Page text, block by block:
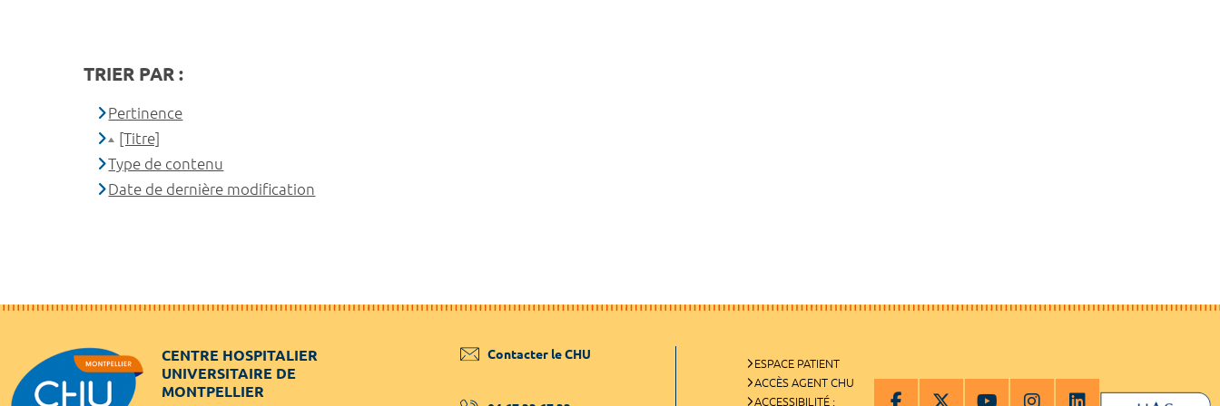
TRIER PAR :
Pertinence
[Titre]
Type de contenu
Date de dernière modification
CENTRE HOSPITALIER
UNIVERSITAIRE DE
MONTPELLIER
Contacter le CHU
ESPACE PATIENT
ACCÈS AGENT CHU
ACCESSIBILITÉ :